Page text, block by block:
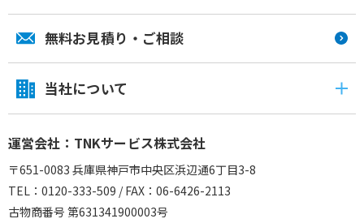
無料お見積り・ご相談
当社について
運営会社：TNKサービス株式会社
〒651-0083 兵庫県神戸市中央区浜辺通6丁目3-8
TEL：0120-333-509 / FAX：06-6426-2113
古物商番号 第631341900003号